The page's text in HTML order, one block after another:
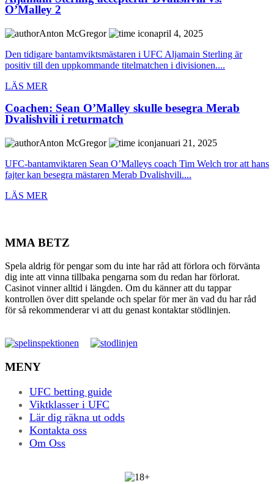
O’Malley 2
Anton McGregor
april 4, 2025
Den tidigare bantamviktsmästaren i UFC Aljamain Sterling är
positiv till den uppkommande titelmatchen i divisionen....
LÄS MER
Coachen: Sean O’Malley skulle besegra Merab
Dvalishvili i returmatch
Anton McGregor
januari 21, 2025
UFC-bantamviktaren Sean O’Malleys coach Tim Welch tror att hans
fajter kan besegra mästaren Merab Dvalishvili....
LÄS MER
MMA BETZ
Spela aldrig för pengar som du inte har råd att förlora och förvänta
dig inte att vinna tillbaka pengarna som du redan har förlorat.
Casinot vinner alltid i längden. Om du känner att du tappar
kontrollen över ditt spelande och spelar för mer än vad du har råd
för så rekommenderar vi att du genast kontaktar stödlinjen.
MENY
UFC betting guide
Viktklasser i UFC
Lär dig räkna ut odds
Kontakta oss
Om Oss